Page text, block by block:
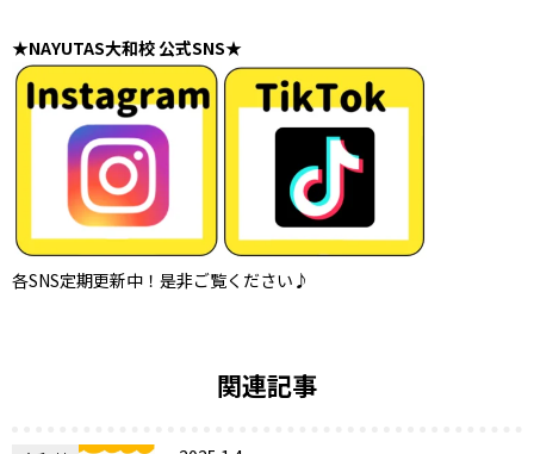
★NAYUTAS大和校 公式SNS★
各SNS定期更新中！是非ご覧ください♪
関連記事